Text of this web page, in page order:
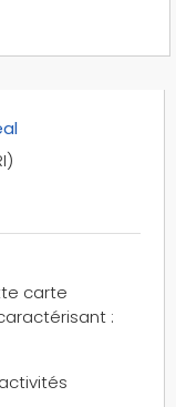
carte
: